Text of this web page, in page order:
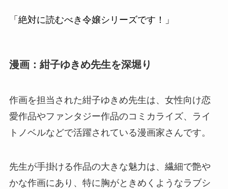
「絶対に読むべき令嬢シリーズです！」
漫画：紺子ゆきめ先生を深堀り
作画を担当された紺子ゆきめ先生は、女性向け恋
愛作品やファンタジー作品のコミカライズ、ライ
トノベルなどで活躍されている漫画家さんです。
先生が手掛ける作品の大きな魅力は、繊細で艶や
かな作画にあり、特に胸がときめくようなラブシ